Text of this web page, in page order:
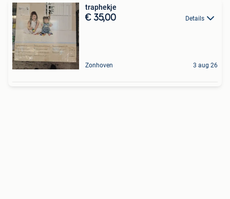
traphekje
€ 35,00 Details
Zonhoven 3 aug 26